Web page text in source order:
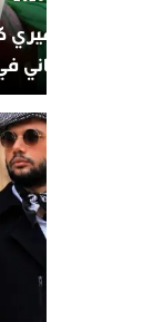
جماهيري كبير
الرحماني في